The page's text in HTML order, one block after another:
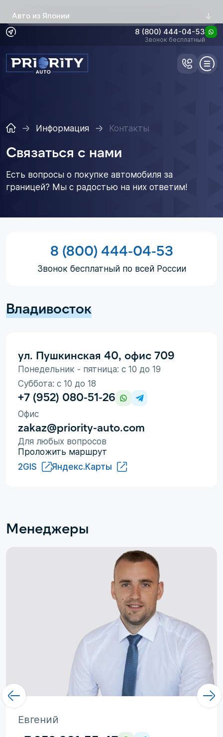
Авто из Японии
8 (800) 444-04-53
Звонок бесплатный
Информация Контакты
Связаться с нами
Есть вопросы о покупке автомобиля за
границей? Мы с радостью на них ответим!
8 (800) 444-04-53
Звонок бесплатный по всей России
Владивосток
ул. Пушкинская 40, офис 709
Понедельник - пятница: с 10 до 19
Суббота: с 10 до 18
+7 (952) 080-51-26
Офис
zakaz@priority-auto.com
Для любых вопросов
Проложить маршрут
2GIS
Яндекс.Карты
Менеджеры
Евгений